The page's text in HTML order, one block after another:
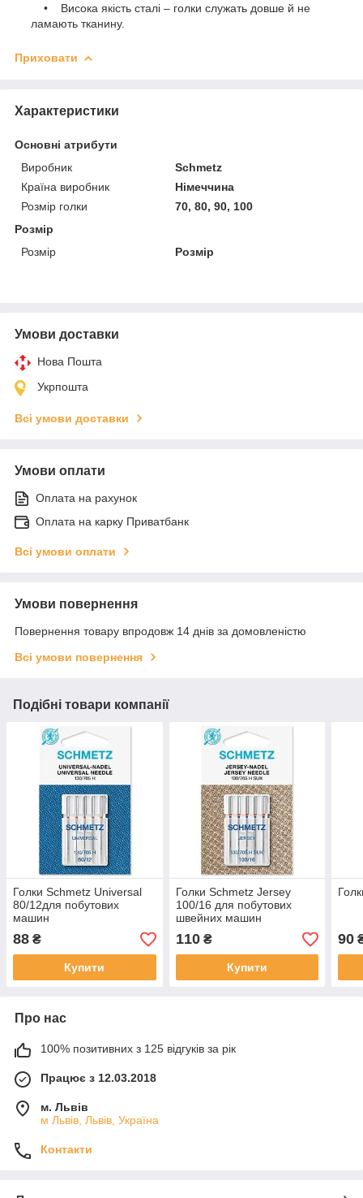
• Висока якість сталі – голки служать довше й не
ламають тканину.
Приховати
Характеристики
Основні атрибути
Виробник
Schmetz
Країна виробник
Німеччина
Розмір голки
70, 80, 90, 100
Розмір
Розмір
Розмір
Умови доставки
Нова Пошта
Укрпошта
Всі умови доставки
Умови оплати
Оплата на рахунок
Оплата на карку Приватбанк
Всі умови оплати
Умови повернення
Повернення товару впродовж 14 днів за домовленістю
Всі умови повернення
Подібні товари компанії
Голки Schmetz Universal
80/12для побутових
машин
88 ₴
Купити
Голки Schmetz Jersey
100/16 для побутових
швейних машин
110₴
Купити
90
Про нас
100% позитивних з 125 відгуків за рік
Працює з 12.03.2018
м. Львів
м Львів, Львів, Україна
Контакти